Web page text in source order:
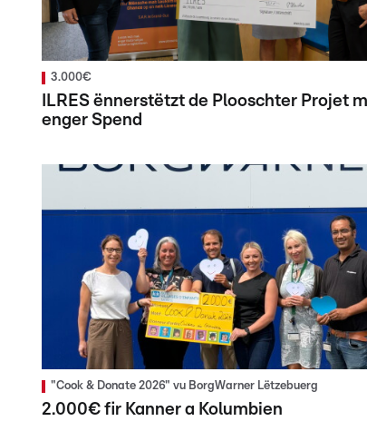
3.000€
ILRES ënnerstëtzt de Plooschter Projet
enger Spend
"Cook & Donate 2026" vu BorgWarner Lëtzebuerg
2.000€ fir Kanner a Kolumbien